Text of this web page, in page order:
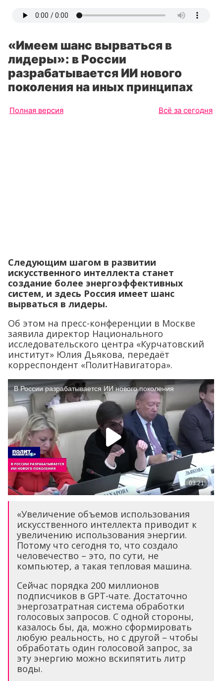
«Имеем шанс вырваться в
лидеры»: в России
разрабатывается ИИ нового
поколения на иных принципах
Полная версия Всё за сегодня
Следующим шагом в развитии
искусственного интеллекта станет
создание более энергоэффективных
систем, и здесь Россия имеет шанс
вырваться в лидеры.
Об этом на пресс-конференции в Москве
заявила директор Национального
исследовательского центра «Курчатовский
институт» Юлия Дьякова, передаёт
корреспондент «ПолитНавигатора».
«Увеличение объемов использования
искусственного интеллекта приводит к
увеличению использования энергии.
Потому что сегодня то, что создало
человечество – это, по сути, не
компьютер, а такая тепловая машина.
Сейчас порядка 200 миллионов
подписчиков в GPT-чате. Достаточно
энергозатратная система обработки
голосовых запросов. С одной стороны,
казалось бы, да, можно сформировать
любую реальность, но с другой – чтобы
обработать один голосовой запрос, за
эту энергию можно вскипятить литр
воды.